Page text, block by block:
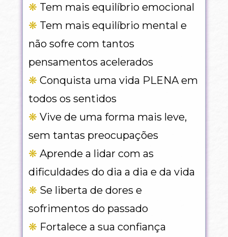
❋ Tem mais equilíbrio emocional
❋ Tem mais equilíbrio mental e
não sofre com tantos
pensamentos acelerados
❋ Conquista uma vida PLENA em
todos os sentidos
❋ Vive de uma forma mais leve,
sem tantas preocupações
❋ Aprende a lidar com as
dificuldades do dia a dia e da vida
❋ Se liberta de dores e
sofrimentos do passado
❋ Fortalece a sua confiança